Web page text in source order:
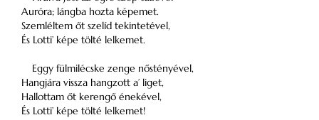
Auróra; lángba hozta képemet.
Szemléltem őt szelíd tekintetével,
És Lotti’ képe tölté lelkemet.
Eggy fülmilécske zenge nőstényével,
Hangjára vissza hangzott a’ liget,
Hallottam őt kerengő énekével,
És Lotti’ képe tölté lelkemet!